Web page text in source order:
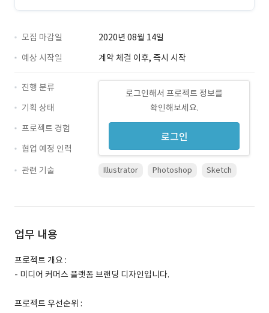
모집 마감일
2020년 08월 14일
예상 시작일
계약 체결 이후, 즉시 시작
로그인해서 프로젝트 정보를
확인해보세요.
로그인
진행 분류
기획 상태
프로젝트 경험
협업 예정 인력
관련 기술
Illustrator Photoshop Sketch
업무 내용
프로젝트 개요 :
- 미디어 커머스 플랫폼 브랜딩 디자인입니다.
프로젝트 우선순위 :